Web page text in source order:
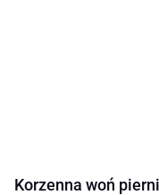
Korzenna woń